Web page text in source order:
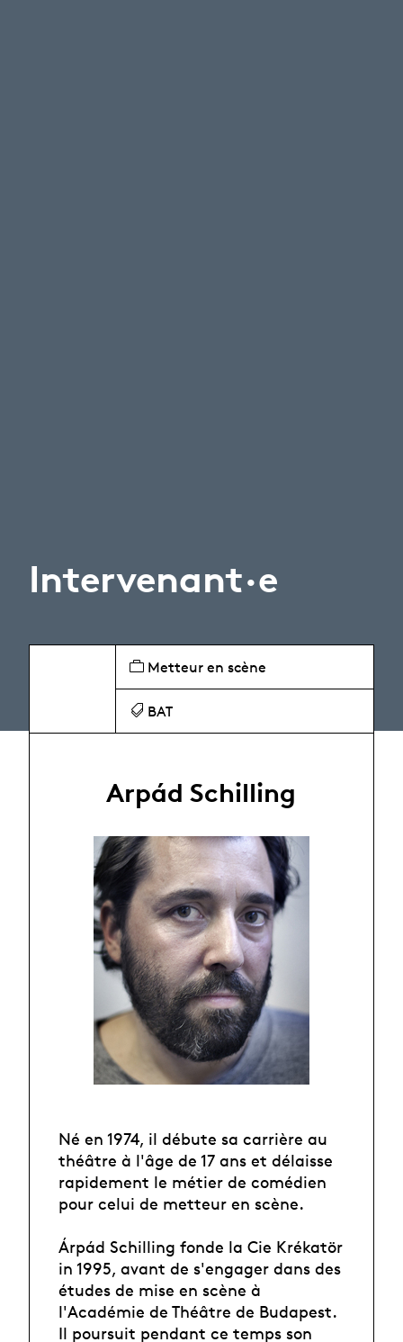
Intervenant·e
Metteur en scène
BAT
Arpád Schilling
Né en 1974, il débute sa carrière au
théâtre à l'âge de 17 ans et délaisse
rapidement le métier de comédien
pour celui de metteur en scène.
Árpád Schilling fonde la Cie Krékatör
in 1995, avant de s'engager dans des
études de mise en scène à
l'Académie de Théâtre de Budapest.
Il poursuit pendant ce temps son